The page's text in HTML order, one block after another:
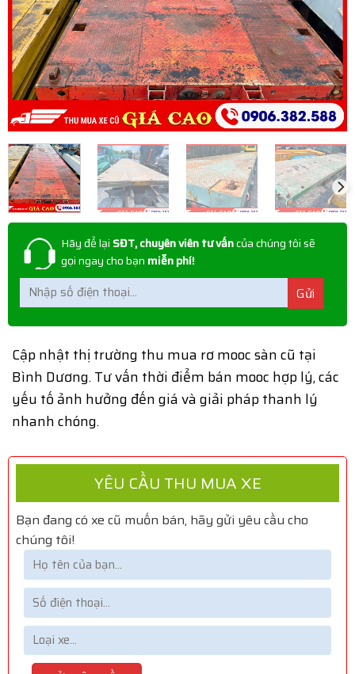
Hãy để lại SĐT, chuyên viên tư vấncủa chúng tôi sẽ
gọi ngay cho bạn miễn phí!
Cập nhật thị trường thu mua rơ mooc sàn cũ tại
Bình Dương. Tư vấn thời điểm bán mooc hợp lý, các
yếu tố ảnh hưởng đến giá và giải pháp thanh lý
nhanh chóng.
YÊU CẦU THU MUA XE
Bạn đang có xe cũ muốn bán, hãy gửi yêu cầu cho
chúng tôi!